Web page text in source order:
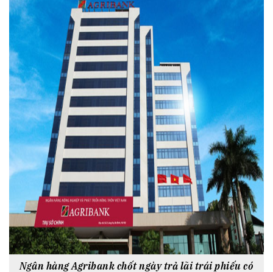
Ngân hàng Agribank chốt ngày trả lãi trái phiếu có